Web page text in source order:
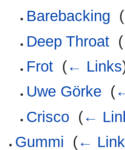
Barebacking (
Deep Throat‎ (
Frot‎ (← Links
Uwe Görke (
Crisco (←
Gummi
(←